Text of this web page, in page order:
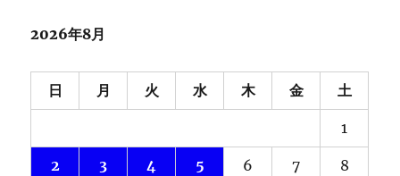
2026年8月
日 月 火 水 木 金 土
1
2 3 4 5 6 7 8